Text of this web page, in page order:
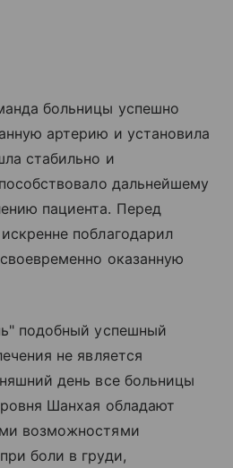
больницы успешно
артерию и установила
стабильно и
дальнейшему
пациента. Перед
поблагодарил
оказанную
подобный успешный
не является
день все больницы
Шанхая обладают
возможностями
боли в груди,